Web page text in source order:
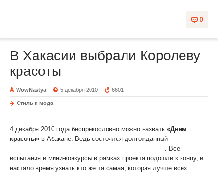
0
В Хакасии выбрали Королеву
красоты
WowNastya 5 декабря 2010 6601
Стиль и мода
4 декабря 2010 года беспрекословно можно назвать «Днем
красоты» в Абакане. Ведь состоялся долгожданный
. Все
испытания и мини-конкурсы в рамках проекта подошли к концу, и
настало время узнать кто же та самая, которая лучше всех